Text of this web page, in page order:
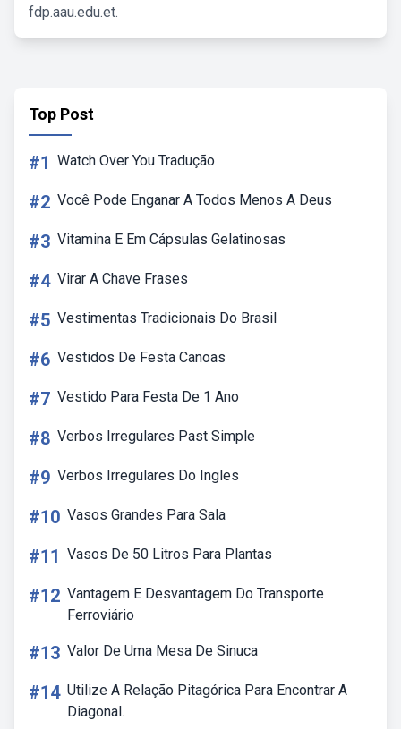
fdp.aau.edu.et.
Top Post
#1 Watch Over You Tradução
#2 Você Pode Enganar A Todos Menos A Deus
#3 Vitamina E Em Cápsulas Gelatinosas
#4 Virar A Chave Frases
#5 Vestimentas Tradicionais Do Brasil
#6 Vestidos De Festa Canoas
#7 Vestido Para Festa De 1 Ano
#8 Verbos Irregulares Past Simple
#9 Verbos Irregulares Do Ingles
#10 Vasos Grandes Para Sala
#11 Vasos De 50 Litros Para Plantas
#12 Vantagem E Desvantagem Do Transporte
Ferroviário
#13 Valor De Uma Mesa De Sinuca
#14 Utilize A Relação Pitagórica Para Encontrar A
Diagonal.